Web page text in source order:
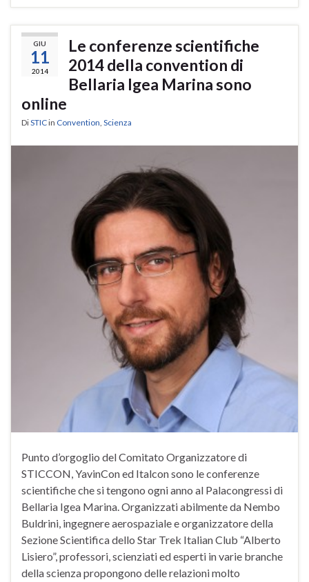
GIU
11
2014
Le conferenze scientifiche
2014 della convention di
Bellaria Igea Marina sono
online
DiSTICin Convention, Scienza
Punto d’orgoglio del Comitato Organizzatore di
STICCON, YavinCon ed Italcon sono le conferenze
scientifiche che si tengono ogni anno al Palacongressi di
Bellaria Igea Marina. Organizzati abilmente da Nembo
Buldrini, ingegnere aerospaziale e organizzatore della
Sezione Scientifica dello Star Trek Italian Club “Alberto
Lisiero”, professori, scienziati ed esperti in varie branche
della scienza propongono delle relazioni molto